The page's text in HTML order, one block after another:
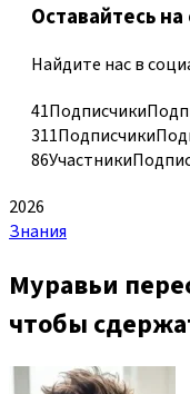
Оставайтесь на
Найдите нас в
41Подписчики
311Подписчики
86Участники
2026
Знания
Муравьи
чтобы